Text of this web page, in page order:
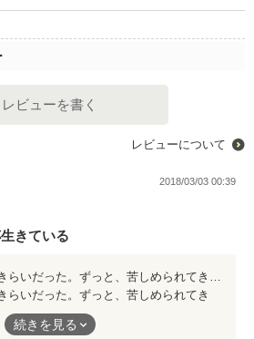
レビューを書く
レビューについて
2018/03/03 00:39
きている
らいだった。ずっと、苦しめられてき
くて、取り残されていた。だけど、高校
だ。きみが、大丈夫って言ってくれたか
続きを見る